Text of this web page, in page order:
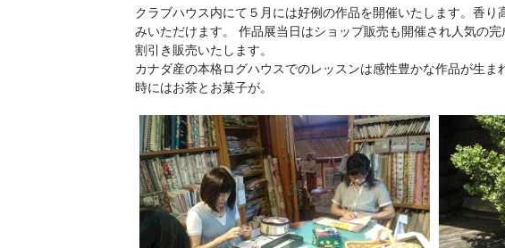
クラブハウス内にて５月には好例の作品を開催いたします。香
みいただけます。 作品展当日はショップ販売も開催され人気の
割引き販売いたします。
カナダ産の本格ログハウスでのレッスンは感性豊かな作品が生ま
時にはお茶とお菓子が。